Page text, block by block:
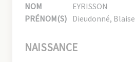
NOM
EYRISSON
PRÉNOM(S) Dieudonné, Blaise
NAISSANCE